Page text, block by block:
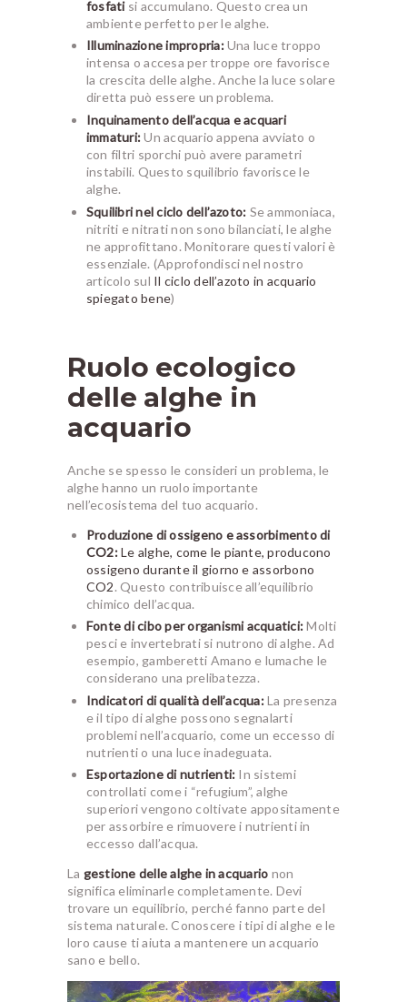
fosfatisi accumulano. Questo crea un
ambiente perfetto per le alghe.
Illuminazione impropria:Una luce troppo
intensa o accesa per troppe ore favorisce
la crescita delle alghe. Anche la luce solare
diretta può essere un problema.
Inquinamento dell’acqua e acquari
immaturi:Un acquario appena avviato o
con filtri sporchi può avere parametri
instabili. Questo squilibrio favorisce le
alghe.
Squilibri nel ciclo dell’azoto: Se ammoniaca,
nitriti e nitrati non sono bilanciati, le alghe
ne approfittano. Monitorare questi valori è
essenziale. (Approfondisci nel nostro
articolo sul Il ciclo dell’azoto in acquario
spiegato bene)
Ruolo ecologico
delle alghe in
acquario
Anche se spesso le consideri un problema, le
alghe hanno un ruolo importante
nell’ecosistema del tuo acquario.
Produzione di ossigeno e assorbimento di
CO2:Le alghe, come le piante, producono
ossigeno durante il giorno e assorbono
CO2. Questo contribuisce all’equilibrio
chimico dell’acqua.
Fonte di cibo per organismi acquatici:Molti
pesci e invertebrati si nutrono di alghe. Ad
esempio, gamberetti Amano e lumache le
considerano una prelibatezza.
Indicatori di qualità dell’acqua:La presenza
e il tipo di alghe possono segnalarti
problemi nell’acquario, come un eccesso di
nutrienti o una luce inadeguata.
Esportazione di nutrienti: In sistemi
controllati come i “refugium”, alghe
superiori vengono coltivate appositamente
per assorbire e rimuovere i nutrienti in
eccesso dall’acqua.
La gestione delle alghe in acquario non
significa eliminarle completamente. Devi
trovare un equilibrio, perché fanno parte del
sistema naturale. Conoscere i tipi di alghe e le
loro cause ti aiuta a mantenere un acquario
sano e bello.